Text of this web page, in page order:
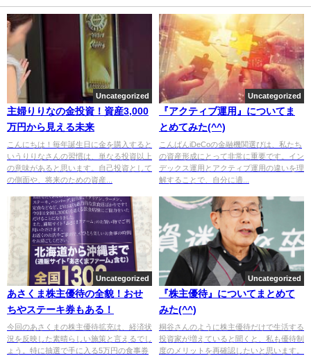
Uncategorized
主婦りりなの金投資！資産3,000
万円から見える未来
こんにちは！毎年誕生日に金を購入すると
いうりりなさんの習慣は、単なる投資以上
の意味があると思います。自己投資として
の側面や、将来のための資産...
Uncategorized
『アクティブ運用』についてま
とめてみた(^^)
こんばんiDeCoの金融機関選びは、私たち
の資産形成にとって非常に重要です。イン
デックス運用とアクティブ運用の違いを理
解することで、自分に適...
Uncategorized
あさくま株主優待の全貌！おせ
ちやステーキ券もある！
今回のあさくまの株主優待拡充は、経済状
況を反映した素晴らしい施策と言えるでし
ょう。特に抽選で手に入る5万円の食事券
Uncategorized
『株主優待』についてまとめて
みた(^^)
桐谷さんのように株主優待だけで生活する
投資家が増えていると聞くと、私も優待制
度のメリットを再確認したいと思います。